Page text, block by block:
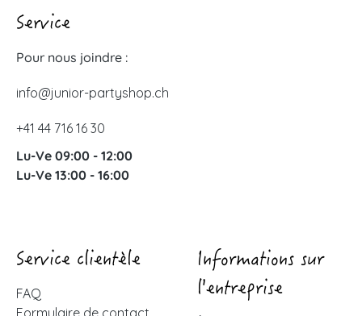
Service
Pour nous joindre :
info@junior-partyshop.ch
+41 44 716 16 30
Lu-Ve 09:00 - 12:00
Lu-Ve 13:00 - 16:00
Service clientèle
FAQ
Formulaire de contact
Informations sur
l'entreprise